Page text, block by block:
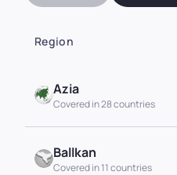
Region
Azia
Covered in 28 countries
Ballkan
Covered in 11 countries